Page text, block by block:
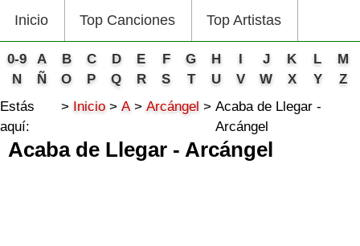
Inicio Top Canciones Top Artistas
0-9 A B C D E F G H I J K L
M
N
Ñ O P Q R S T U V W X Y
Z
Estás
aquí:
Inicio A Arcángel
Acaba de Llegar -
Arcángel
Acaba de Llegar - Arcángel